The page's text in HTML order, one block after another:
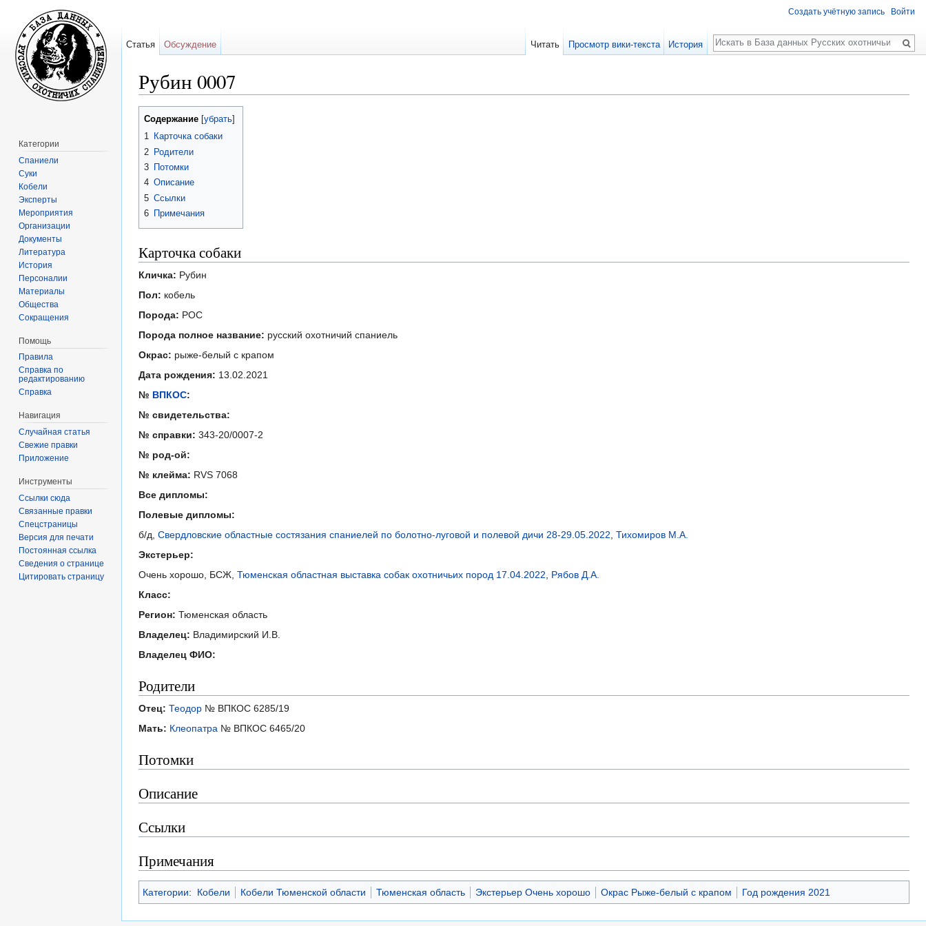
Рубин 0007
Содержание убрать
1 Карточка собаки
2 Родители
3 Потомки
4 Описание
5 Ссылки
6 Примечания
Карточка собаки
Кличка: Рубин
Пол: кобель
Порода: РОС
Порода полное название: русский охотничий спаниель
Окрас: рыже-белый с крапом
Дата рождения: 13.02.2021
№ ВПКОС:
№ свидетельства:
№ справки: 343-20/0007-2
№ род-ой:
№ клейма: RVS 7068
Все дипломы:
Полевые дипломы:
б/д, Свердловские областные состязания спаниелей по болотно-луговой и полевой дичи 28-29.05.2022, Тихомиров М.А.
Экстерьер:
Очень хорошо, БСЖ, Тюменская областная выставка собак охотничьих пород 17.04.2022, Рябов Д.А.
Класс:
Регион: Тюменская область
Владелец: Владимирский И.В.
Владелец ФИО:
Родители
Отец: Теодор № ВПКОС 6285/19
Мать: Клеопатра № ВПКОС 6465/20
Потомки
Описание
Ссылки
Примечания
Категории: Кобели Кобели Тюменской области Тюменская область Экстерьер Очень хорошо Окрас Рыже-белый с крапом Год рождения 2021
Создать учётную запись Войти
Статья Обсуждение Читать Просмотр вики-текста История
Поиск
Категории
Спаниели
Суки
Кобели
Эксперты
Мероприятия
Организации
Документы
Литература
История
Персоналии
Материалы
Общества
Сокращения
Помощь
Правила
Справка по
редактированию
Справка
Навигация
Случайная статья
Свежие правки
Приложение
Инструменты
Ссылки сюда
Связанные правки
Спецстраницы
Версия для печати
Постоянная ссылка
Сведения о странице
Цитировать страницу